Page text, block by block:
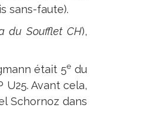
sans-faute).
du Soufflet CH),
était 5e du
U25. Avant cela,
Schornoz dans